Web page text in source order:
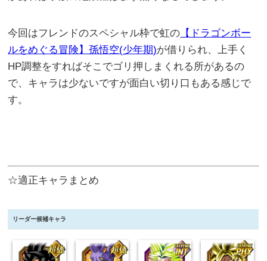
今回はフレンドのスペシャル枠で虹の 【ドラゴンボー
ルをめぐる冒険】孫悟空(少年期)が借りられ、上手く
HP調整をすればそこでゴリ押しまくれる所があるの
で、キャラは少ないですが面白い切り口もある感じで
す。
☆適正キャラまとめ
リーダー候補キャラ